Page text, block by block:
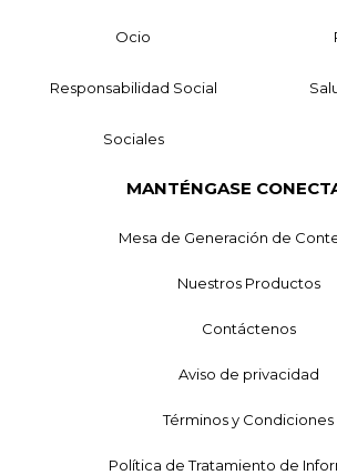
Ocio
Responsabilidad Social
Sociales
MANTÉNGASE
Mesa de Generación de
Nuestros Productos
Contáctenos
Aviso de privacidad
Términos y Condiciones
Política de Tratamiento de